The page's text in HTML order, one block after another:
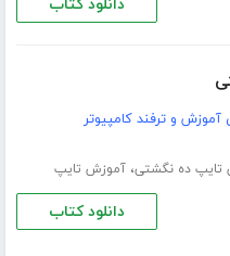
دانلود کتاب
و ترفند کامپیوتر
تایپ ده‌ نگشتی،آموزش تایپ
دانلود کتاب